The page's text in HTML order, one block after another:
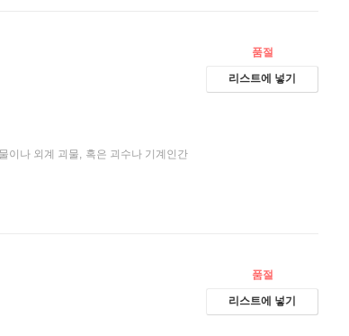
이나 외계 괴물, 혹은 괴수나 기계인간
품절
리스트에 넣기
품절
리스트에 넣기